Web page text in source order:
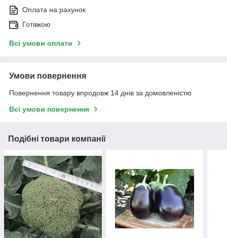
Оплата на рахунок
Готівкою
Всі умови оплати
Умови повернення
Повернення товару впродовж 14 днів за домовленістю
Всі умови повернення
Подібні товари компанії